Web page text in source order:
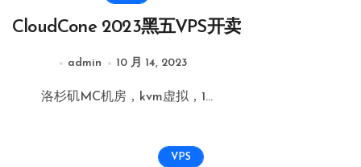
CloudCone 2023黑五VPS开卖
admin 10 月 14, 2023
洛杉矶MC机房，kvm虚拟，1...
VPS